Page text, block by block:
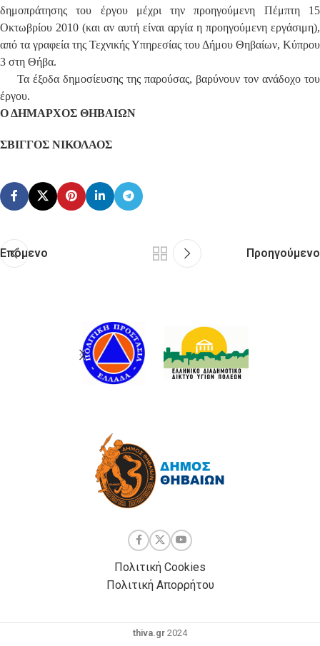
δημοπράτησης του έργου μέχρι την προηγούμενη Πέμπτη 15
Οκτωβρίου 2010 (και αν αυτή είναι αργία η προηγούμενη εργάσιμη),
από τα γραφεία της Τεχνικής Υπηρεσίας του Δήμου Θηβαίων, Κύπρου
3 στη Θήβα.
Τα έξοδα δημοσίευσης της παρούσας, βαρύνουν τον ανάδοχο του
έργου.
Ο ΔΗΜΑΡΧΟΣ ΘΗΒΑΙΩΝ
ΣΒΙΓΓΟΣ ΝΙΚΟΛΑΟΣ
Επόμενο Προηγούμενο
Πολιτική Cookies
Πολιτική Απορρήτου
thiva.gr 2024